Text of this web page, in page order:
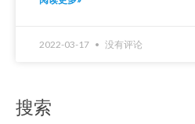
搜索
2022-03-17 没有评论